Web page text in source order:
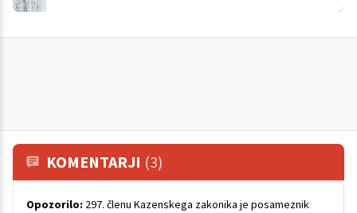
KOMENTARJI (3)
Opozorilo: 297. členu Kazenskega zakonika je posameznik